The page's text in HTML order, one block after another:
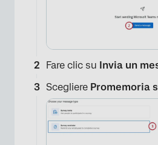
Fare clic su Invia un
Scegliere Promemoria